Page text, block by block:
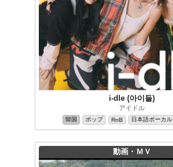
i-dle (아이들)
アイドル
韓国 ポップ RnB 日本語ボーカル
動画・ＭＶ